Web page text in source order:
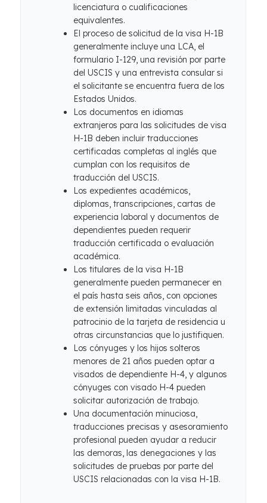
licenciatura o cualificaciones
equivalentes.
El proceso de solicitud de la visa H-1B
generalmente incluye una LCA, el
formulario I-129, una revisión por parte
del USCIS y una entrevista consular si
el solicitante se encuentra fuera de los
Estados Unidos.
Los documentos en idiomas
extranjeros para las solicitudes de visa
H-1B deben incluir traducciones
certificadas completas al inglés que
cumplan con los requisitos de
traducción del USCIS.
Los expedientes académicos,
diplomas, transcripciones, cartas de
experiencia laboral y documentos de
dependientes pueden requerir
traducción certificada o evaluación
académica.
Los titulares de la visa H-1B
generalmente pueden permanecer en
el país hasta seis años, con opciones
de extensión limitadas vinculadas al
patrocinio de la tarjeta de residencia u
otras circunstancias que lo justifiquen.
Los cónyuges y los hijos solteros
menores de 21 años pueden optar a
visados ​​de dependiente H-4, y algunos
cónyuges con visado H-4 pueden
solicitar autorización de trabajo.
Una documentación minuciosa,
traducciones precisas y asesoramiento
profesional pueden ayudar a reducir
las demoras, las denegaciones y las
solicitudes de pruebas por parte del
USCIS relacionadas con la visa H-1B.